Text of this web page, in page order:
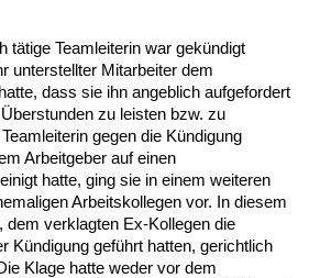
tätige Teamleiterin war gekündigt
unterstellter Mitarbeiter dem
dass sie ihn angeblich aufgefordert
zu leisten bzw. zu
gegen die Kündigung
Arbeitgeber auf einen
hatte, ging sie in einem weiteren
Arbeitskollegen vor. In diesem
dem verklagten Ex-Kollegen die
Kündigung geführt hatten, gerichtlich
Klage hatte weder vor dem